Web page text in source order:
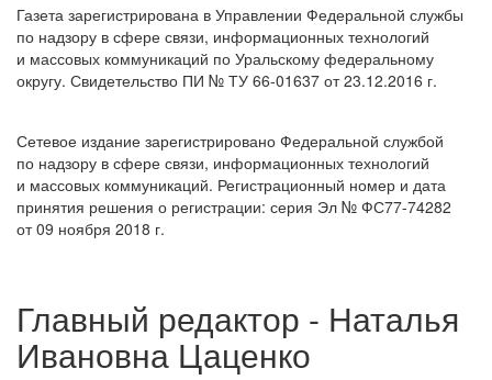
Газета зарегистрирована в Управлении Федеральной службы
по надзору в сфере связи, информационных технологий
и массовых коммуникаций по Уральскому федеральному
округу. Свидетельство ПИ № ТУ 66-01637 от 23.12.2016 г.
Сетевое издание зарегистрировано Федеральной службой
по надзору в сфере связи, информационных технологий
и массовых коммуникаций. Регистрационный номер и дата
принятия решения о регистрации: серия Эл № ФС77-74282
от 09 ноября 2018 г.
Главный редактор - Наталья
Ивановна Цаценко